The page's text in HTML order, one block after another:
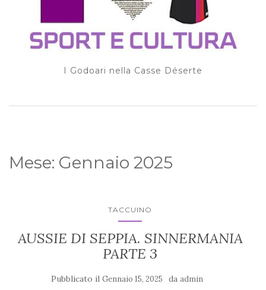
I Godoari nella Casse Déserte
Mese: Gennaio 2025
TACCUINO
AUSSIE DI SEPPIA. SINNERMANIA
PARTE 3
Pubblicato il Gennaio 15, 2025 da admin